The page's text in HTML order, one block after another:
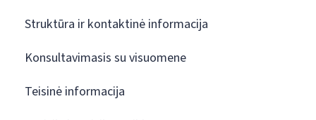
Struktūra ir kontaktinė informacija
Konsultavimasis su visuomene
Teisinė informacija